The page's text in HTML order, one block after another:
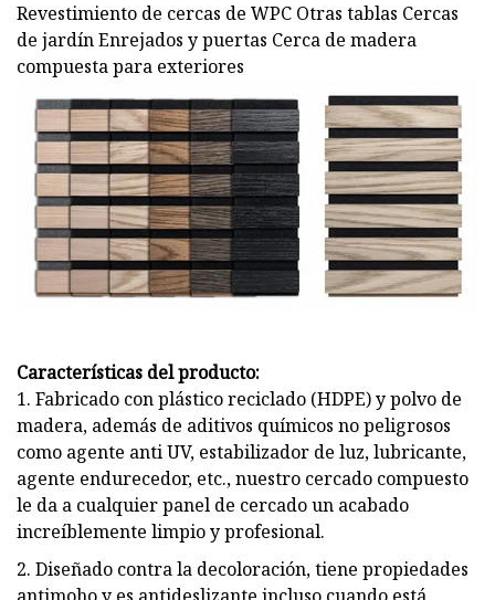
Revestimiento de cercas de WPC Otras tablas Cercas
de jardín Enrejados y puertas Cerca de madera
compuesta para exteriores
Características del producto:
1. Fabricado con plástico reciclado (HDPE) y polvo de
madera, además de aditivos químicos no peligrosos
como agente anti UV, estabilizador de luz, lubricante,
agente endurecedor, etc., nuestro cercado compuesto
le da a cualquier panel de cercado un acabado
increíblemente limpio y profesional.
2. Diseñado contra la decoloración, tiene propiedades